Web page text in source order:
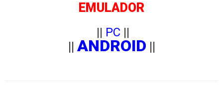
EMULADOR
|| PC ||
ANDROID